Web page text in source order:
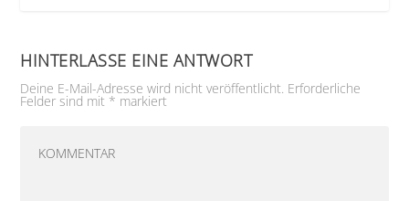
HINTERLASSE EINE ANTWORT
Deine E-Mail-Adresse wird nicht veröffentlicht. Erforderliche
Felder sind mit * markiert